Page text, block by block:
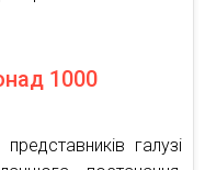
1000
галузі